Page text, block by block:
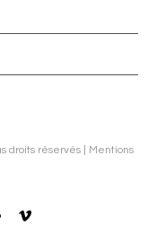
droits réservés | Mentions